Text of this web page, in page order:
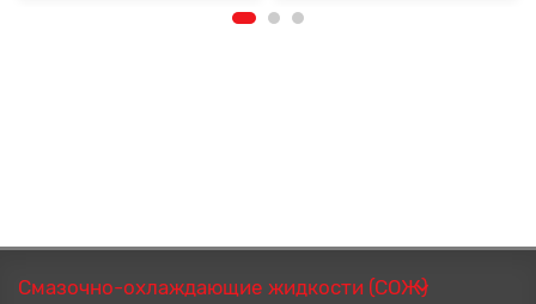
Смазочно-охлаждающие жидкости (СОЖ)